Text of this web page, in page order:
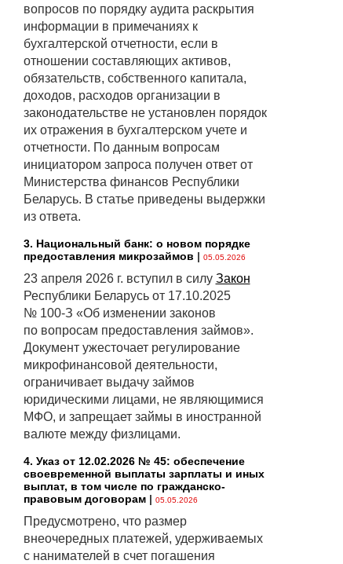
вопросов по порядку аудита раскрытия
информации в примечаниях к
бухгалтерской отчетности, если в
отношении составляющих активов,
обязательств, собственного капитала,
доходов, расходов организации в
законодательстве не установлен порядок
их отражения в бухгалтерском учете и
отчетности. По данным вопросам
инициатором запроса получен ответ от
Министерства финансов Республики
Беларусь. В статье приведены выдержки
из ответа.
3. Национальный банк: о новом порядке
предоставления микрозаймов | 05.05.2026
23 апреля 2026 г. вступил в силу Закон
Республики Беларусь от 17.10.2025
№ 100-З «Об изменении законов
по вопросам предоставления займов».
Документ ужесточает регулирование
микрофинансовой деятельности,
ограничивает выдачу займов
юридическими лицами, не являющимися
МФО, и запрещает займы в иностранной
валюте между физлицами.
4. Указ от 12.02.2026 № 45: обеспечение
своевременной выплаты зарплаты и иных
выплат, в том числе по гражданско-
правовым договорам| 05.05.2026
Предусмотрено, что размер
внеочередных платежей, удерживаемых
с нанимателей в счет погашения